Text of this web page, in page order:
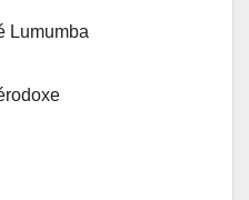
Lumumba